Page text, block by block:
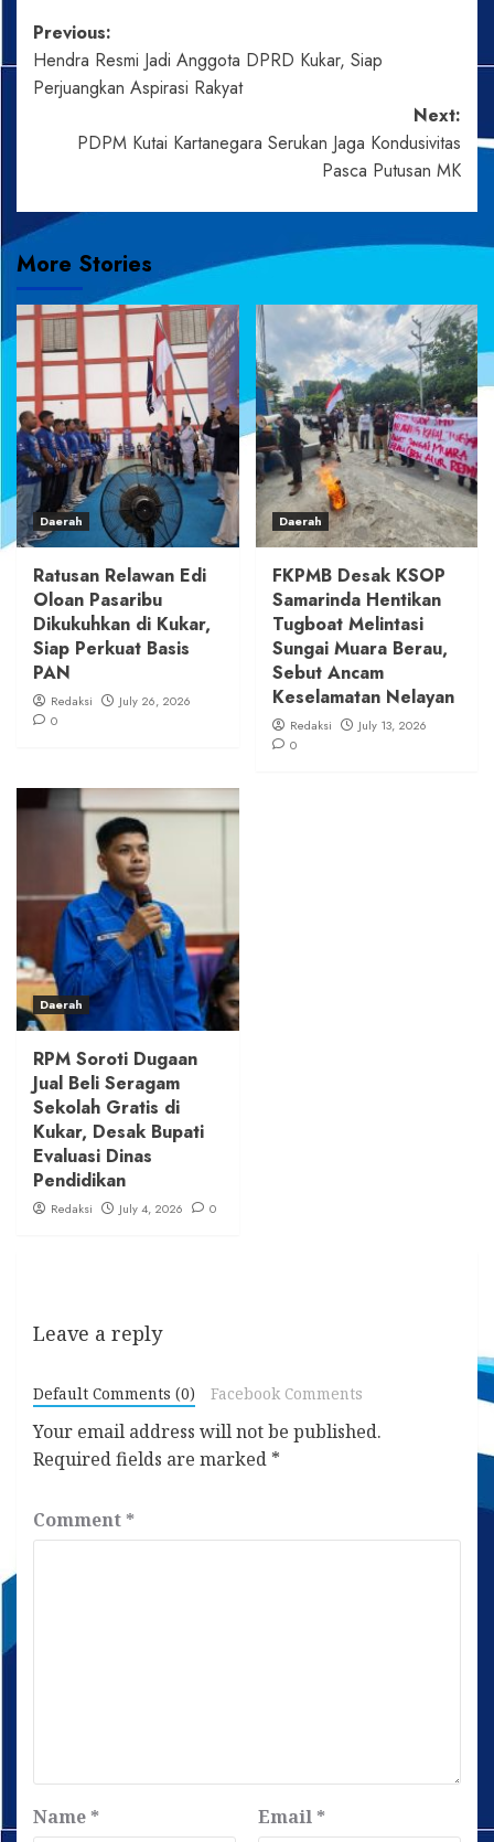
Post
navigation
Previous:
Hendra Resmi Jadi Anggota DPRD Kukar, Siap
Perjuangkan Aspirasi Rakyat
Next:
PDPM Kutai Kartanegara Serukan Jaga Kondusivitas
Pasca Putusan MK
More Stories
Daerah
Ratusan Relawan Edi
Oloan Pasaribu
Dikukuhkan di Kukar,
Siap Perkuat Basis
PAN
Redaksi
July 26, 2026
0
Daerah
FKPMB Desak KSOP
Samarinda Hentikan
Tugboat Melintasi
Sungai Muara Berau,
Sebut Ancam
Keselamatan Nelayan
Redaksi
July 13, 2026
0
Daerah
RPM Soroti Dugaan
Jual Beli Seragam
Sekolah Gratis di
Kukar, Desak Bupati
Evaluasi Dinas
Pendidikan
Redaksi July 4, 2026 0
Leave a reply
Default Comments (0) Facebook Comments
Your email address will not be published.
Required fields are marked *
Comment *
Name * Email *